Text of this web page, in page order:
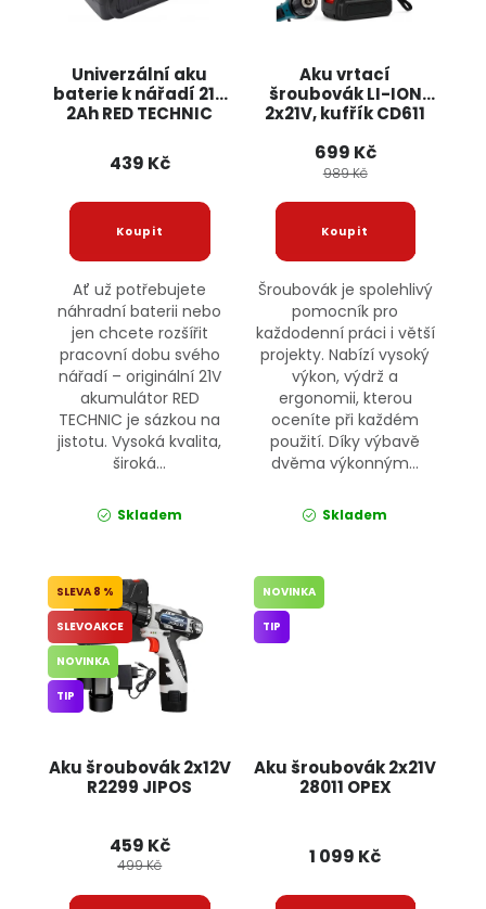
Univerzální aku
baterie k nářadí 21V
2Ah RED TECHNIC
439 Kč
Ať už potřebujete
náhradní baterii nebo
jen chcete rozšířit
pracovní dobu svého
nářadí – originální 21V
akumulátor RED
TECHNIC je sázkou na
jistotu. Vysoká kvalita,
široká...
Skladem
Aku vrtací
šroubovák LI-ION
2x21V, kufřík CD611
699 Kč
989 Kč
Šroubovák je spolehlivý
pomocník pro
každodenní práci i větší
projekty. Nabízí vysoký
výkon, výdrž a
ergonomii, kterou
oceníte při každém
použití. Díky výbavě
dvěma výkonným...
Skladem
Aku šroubovák 2x12V
R2299 JIPOS
8 %
SLEVOAKCE
NOVINKA
TIP
459 Kč
499 Kč
Aku šroubovák 2x21V
28011 OPEX
NOVINKA
TIP
1 099 Kč